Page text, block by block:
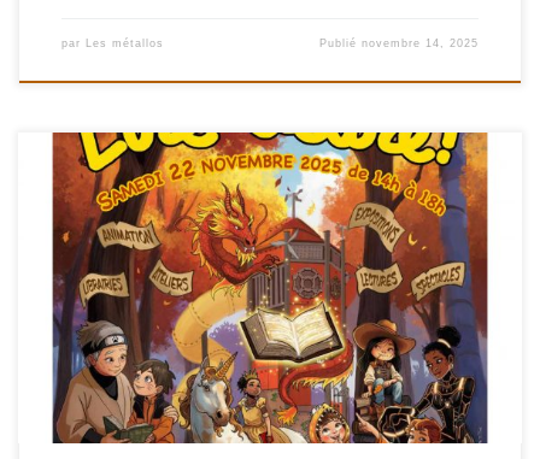
par Les métallos Publiénovembre 14, 2025
Samedi 22 NovembreDe 14h30 à 17hau Gymnase de la rue de la
fontaine au roi , place Marek Edelman , 75011 Paris Comme
chaque année, nous serons présentes avec notre célèbre Troc de
Livres au Salon LIRE EN DÉLIRE !